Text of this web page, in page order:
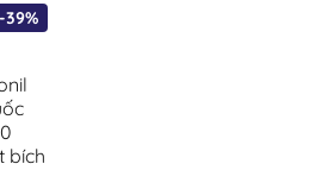
-39%
bích